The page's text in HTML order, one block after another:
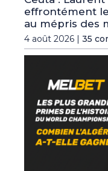
effrontément
au mépris des
4 août 2026 | 35